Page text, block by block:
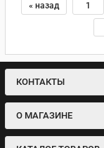
« назад 1
КОНТАКТЫ
О МАГАЗИНЕ